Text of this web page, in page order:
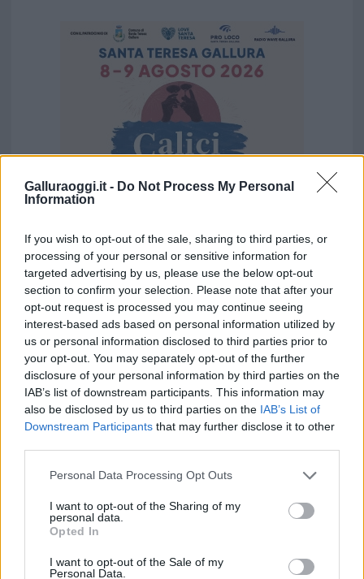
Galluraoggi.it - Do Not Process My Personal
Information
If you wish to opt-out of the sale, sharing to third parties, or
processing of your personal or sensitive information for
targeted advertising by us, please use the below opt-out
section to confirm your selection. Please note that after your
opt-out request is processed you may continue seeing
interest-based ads based on personal information utilized by
us or personal information disclosed to third parties prior to
your opt-out. You may separately opt-out of the further
disclosure of your personal information by third parties on the
IAB’s list of downstream participants. This information may
also be disclosed by us to third parties on the IAB’s List of
Downstream Participants that may further disclose it to other
Please note that this website/app uses one or more Google
not limited to your visit or usage behaviour. You may click to
grant or deny consent to Google and its third-party tags to
use your data for below specified purposes in below Google
consent section.
Personal Data Processing Opt Outs
I want to opt-out of the Sharing of my
personal data.
Opted In
I want to opt-out of the Sale of my
Personal Data.
Vuoi rimuovere le pubblicità nazionali?
Puoi abbonarti asoli € 1,10 al mese
cliccandoqui
Sei già abbonato?
Puoi effettuare l'accesso andando nella
Login
dal menù del sito o
TEMI: Berchidda Lingua Sarda
Berchidda Progetti
Corso Lingua Sarda
Sportello Lingua Sarda